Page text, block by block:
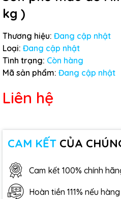
kg )
Thương hiệu: Đang cập nhật
Loại: Đang cập nhật
Tình trạng: Còn hàng
Mã sản phẩm: Đang cập nhật
Liên hệ
CAM KẾT CỦA
Cam kết 100% chính
Hoàn tiền 111% nếu